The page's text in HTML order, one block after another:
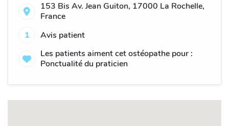
153 Bis Av. Jean Guiton, 17000 La Rochelle,
France
1
Avis patient
Les patients aiment cet ostéopathe pour :
Ponctualité du praticien